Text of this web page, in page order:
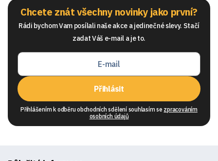
Chcete znát všechny novinky jako první?
Rádi bychom Vam posílali naše akce a jedinečné slevy. Stačí
zadat Váš e-mail a je to.
Přihlásit
Přihlášením k odběru obchodních sdělení souhlasím se zpracováním
osobních údajů